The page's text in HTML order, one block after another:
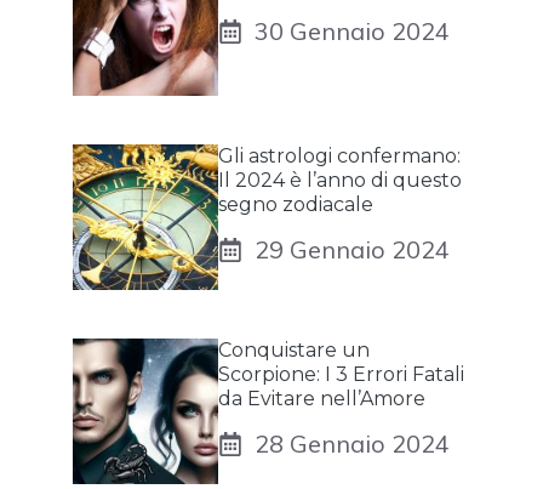
30 Gennaio 2024
Gli astrologi confermano:
Il 2024 è l’anno di questo
segno zodiacale
29 Gennaio 2024
Conquistare un
Scorpione: I 3 Errori Fatali
da Evitare nell’Amore
28 Gennaio 2024